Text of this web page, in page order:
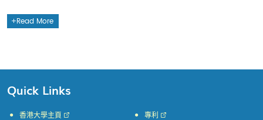
Read More
Quick Links
香港大學主頁 專利